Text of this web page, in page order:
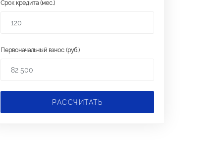
Срок кредита (мес.)
Первоначальный взнос (руб.)
РАССЧИТАТЬ